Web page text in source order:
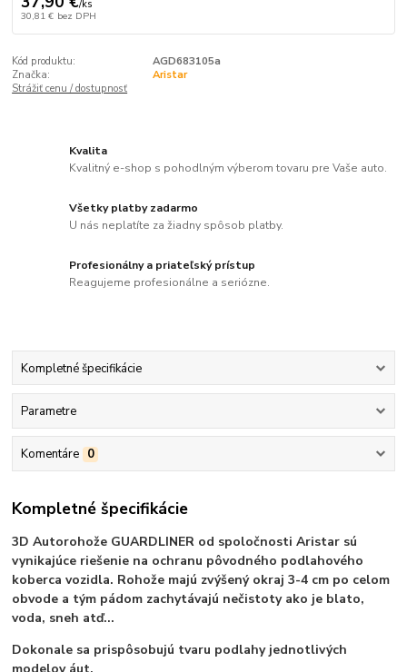
/ks
30,81 € bez DPH
Kód produktu:
AGD683105a
Značka:
Aristar
Strážiť cenu / dostupnosť
Kvalita
Kvalitný e-shop s pohodlným výberom tovaru pre Vaše auto.
Všetky platby zadarmo
U nás neplatíte za žiadny spôsob platby.
Profesionálny a priateľský prístup
Reagujeme profesionálne a seriózne.
Kompletné špecifikácie
Parametre
Komentáre 0
Kompletné špecifikácie
3D Autorohože GUARDLINER od spoločnosti Aristar sú
vynikajúce riešenie na ochranu pôvodného podlahového
koberca vozidla. Rohože majú zvýšený okraj 3-4 cm po celom
obvode a tým pádom zachytávajú nečistoty ako je blato,
voda, sneh atď...
Dokonale sa prispôsobujú tvaru podlahy jednotlivých
modelov áut.